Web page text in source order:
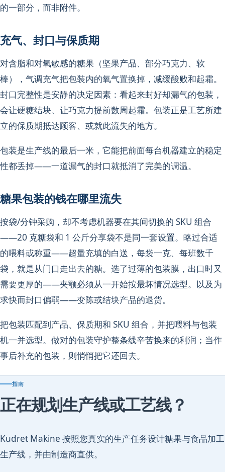
的一部分，而非附件。
充气、封口与保质期
对含脂和对氧敏感的糖果（坚果产品、部分巧克力、软
棒），气调充气把包装内的氧气置换掉，减缓酸败和起霜。
封口完整性是安静的决定因素：看起来封好却漏气的包装，
会让硬糖结块、让巧克力提前数周起霜。包装正是工艺所建
立的保质期抵达顾客、或就此流失的地方。
包装是生产线的最后一米，它能把前面每台机器建立的稳定
性都丢掉——一道漏气的封口就抵消了完美的调温。
糖果包装的钱在哪里流失
按袋/分钟采购，却不考虑机器要在其间切换的 SKU 组合
——20 克糖袋和 1 公斤分享袋不是同一套设置。略过合适
的喂料或称重——超量充填的白送，每袋一克、每班数千
袋，就是从门口走出去的糖。选了过薄的包装膜，出口时又
需要更厚的——夹颚必须从一开始按最坏情况选型。以及为
求快而封口偏弱——变陈或结块产品的退货。
把包装匹配到产品、保质期和 SKU 组合，并把喂料与包装
机一并选型。做对的包装守护整条线辛苦换来的利润；当作
事后补充的包装，则悄悄把它还回去。
指南
正在规划生产线或工艺线？
Kudret Makine 按照您真实的生产任务设计糖果与食品加工
生产线，并由制造商直供。